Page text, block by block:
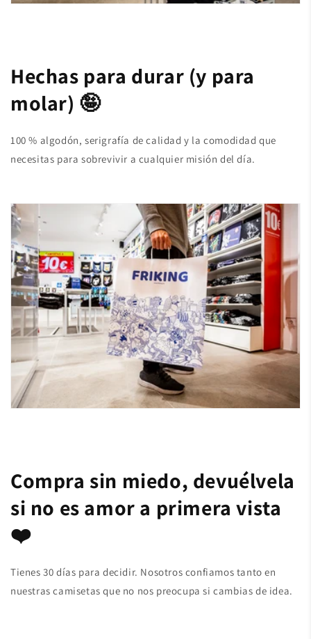
Hechas para durar (y para
molar) 🤪
100 % algodón, serigrafía de calidad y la comodidad que
necesitas para sobrevivir a cualquier misión del día.
Compra sin miedo, devuélvela
si no es amor a primera vista
❤️
Tienes 30 días para decidir. Nosotros confiamos tanto en
nuestras camisetas que no nos preocupa si cambias de idea.